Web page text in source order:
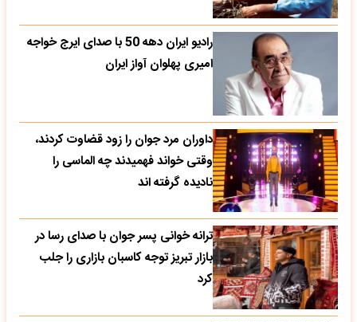
رادیو ایران دهه 50 با صدای ایرج خواجه
امیری پهلوان آواز ایران
داوران مرد جوان را زود قضاوت کردند،
وقتی خواند فهمیدند چه الماسی را
نادیده گرفته اند
ترانه خوانی پسر جوان با صدای رسا در
بازار تبریز توجه کاسبان بازاری را جلب
کرد